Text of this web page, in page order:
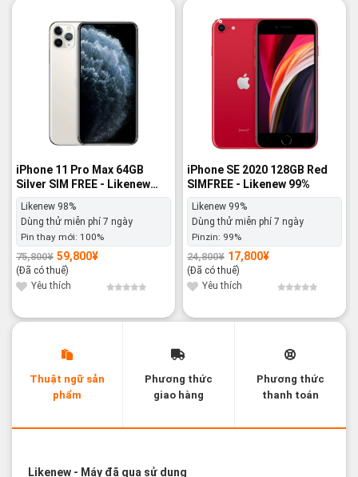
iPhone 11 Pro Max 64GB
Silver SIM FREE - Likenew
98%
Likenew 98%
Dùng thử miễn phí 7 ngày
Pin thay mới: 100%
75,800¥
Giá
gốc
là:
75,800¥.
59,800¥
Giá
hiện
tại
là:
59,800¥.
(Đã có thuế)
Yêu thích
-28%
iPhone SE 2020 128GB Red
SIMFREE - Likenew 99%
Likenew 99%
Dùng thử miễn phí 7 ngày
Pinzin: 99%
24,800¥
Giá
gốc
là:
24,800¥.
17,800¥
Giá
hiện
tại
là:
17,800¥.
(Đã có thuế)
Yêu thích
Thuật ngữ sản
phẩm
Phương thức
giao hàng
Phương thức
thanh toán
Likenew- Máy đã qua sử dụng